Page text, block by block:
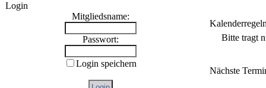
Login
Mitgliedsname:
Passwort:
Login speichern
Bitte tragt
Nächste